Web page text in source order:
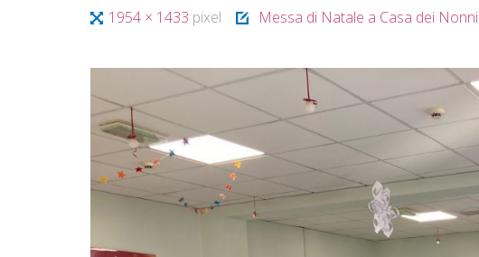
AT I
VA
SO
CIA
Tutta1954 × 1433 pixel Messa di Natale a Casa dei Nonni